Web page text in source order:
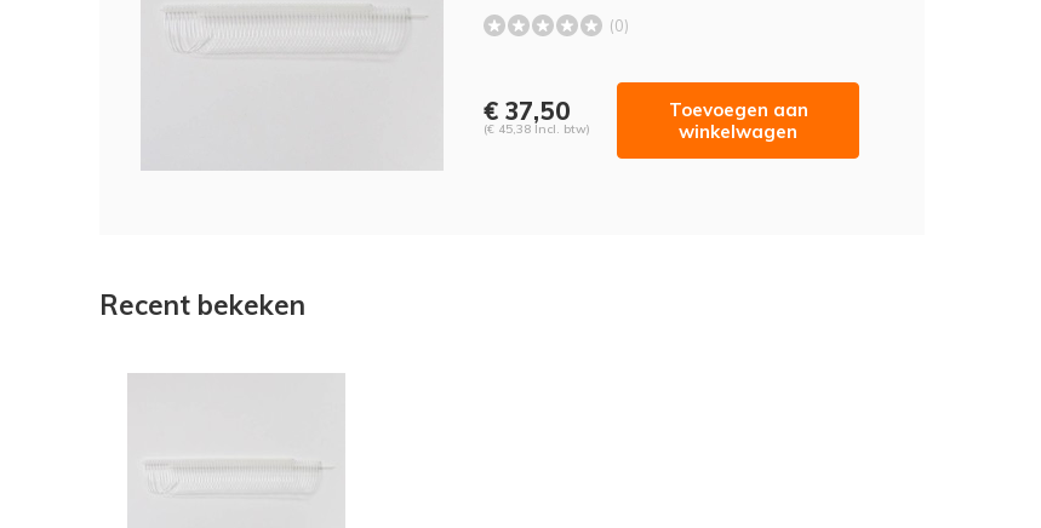
(0)
€ 37,50
(€ 45,38 Incl. btw)
Toevoegen aan
winkelwagen
Recent bekeken